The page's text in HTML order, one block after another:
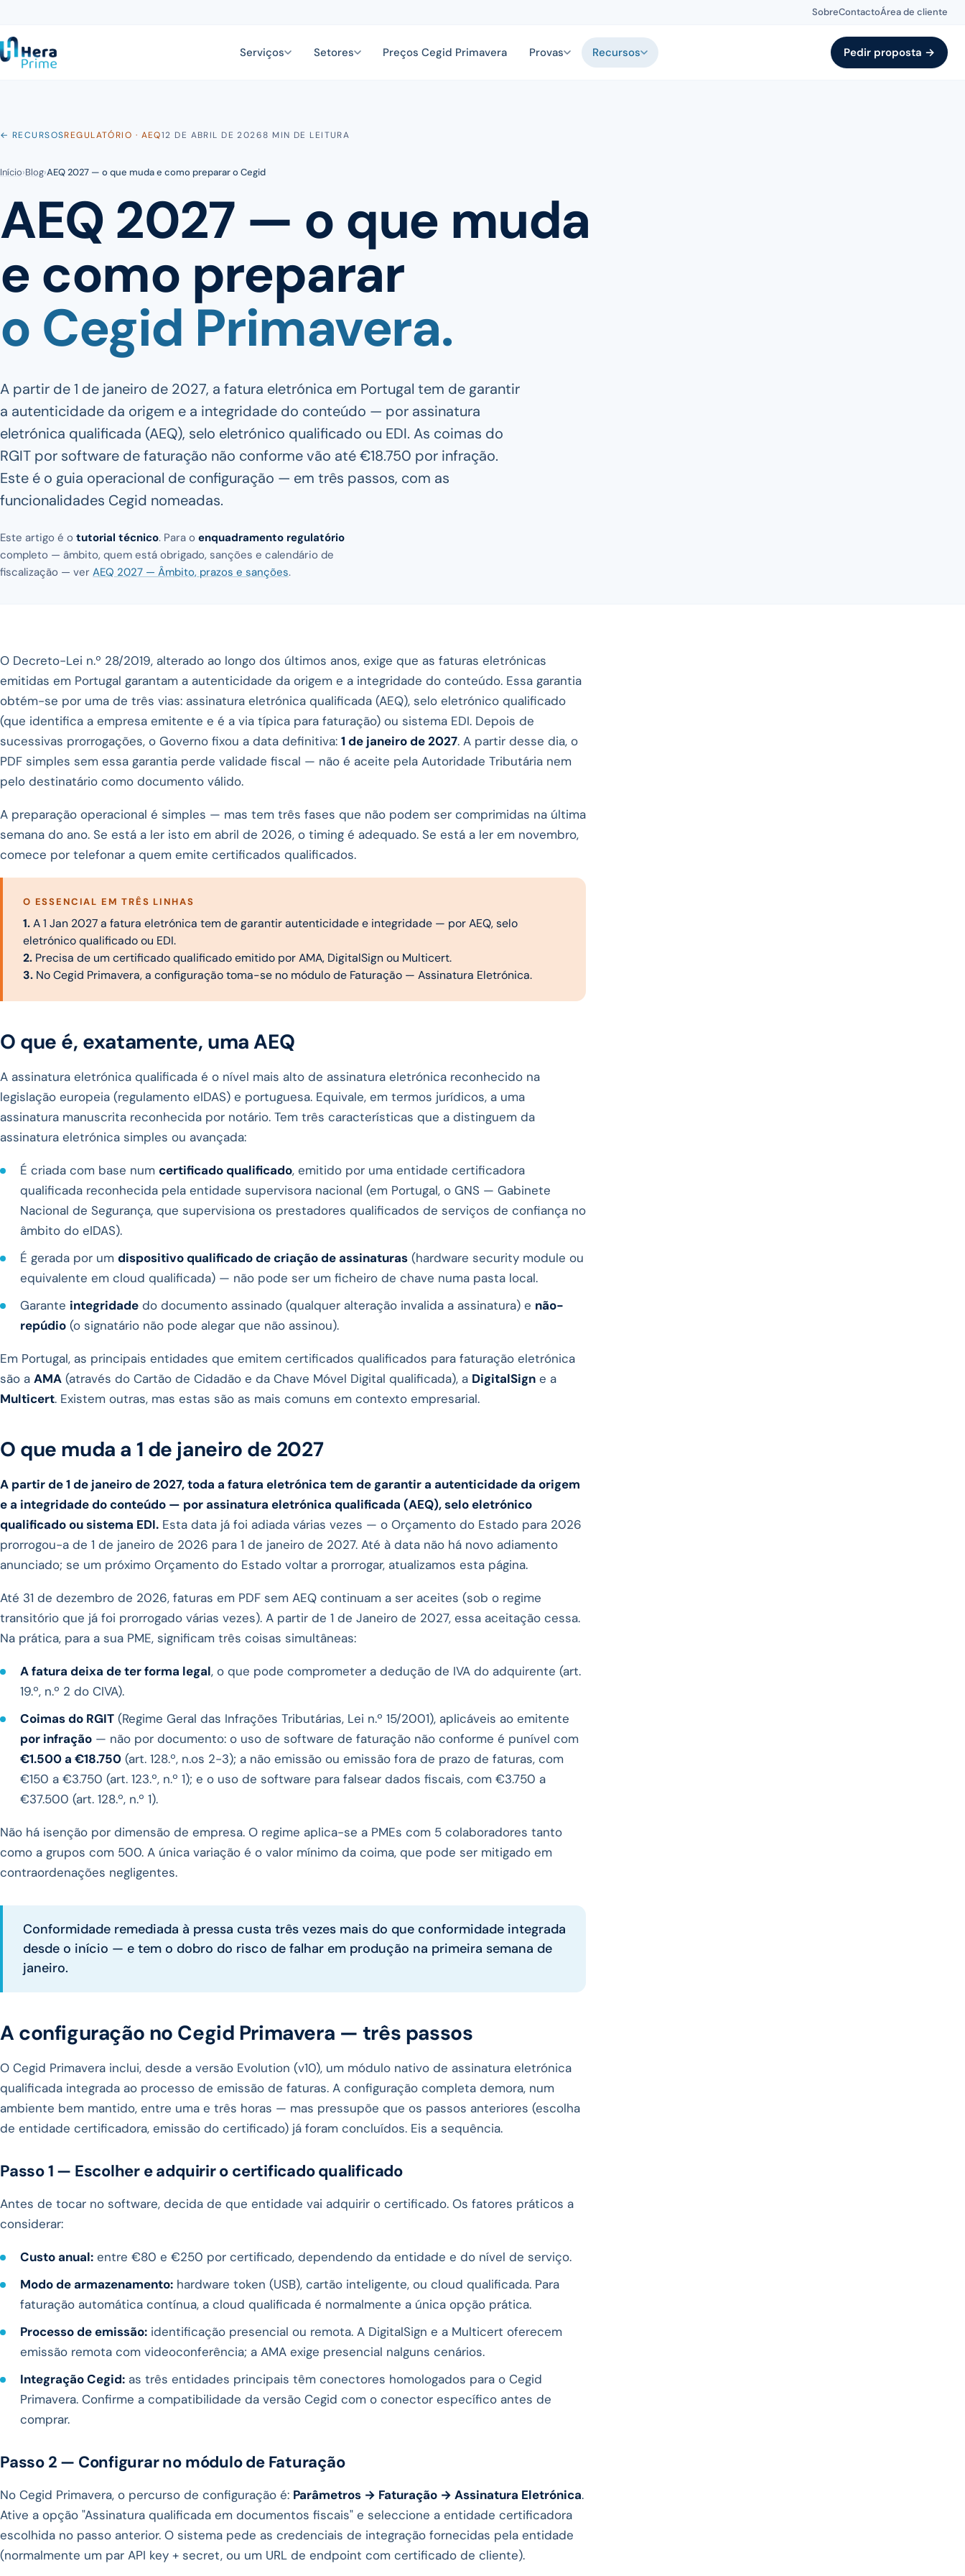
SobreContactoÁrea de cliente
Serviços Setores Preços Cegid Primavera Provas Recursos Pedir proposta →
← RECURSOSREGULATÓRIO · AEQ12 DE ABRIL DE 20268 MIN DE LEITURA
Início›Blog›AEQ 2027 — o que muda e como preparar o Cegid
AEQ 2027 — o que muda
e como preparar
o Cegid Primavera.
A partir de 1 de janeiro de 2027, a fatura eletrónica em Portugal tem de garantir
a autenticidade da origem e a integridade do conteúdo — por assinatura
eletrónica qualificada (AEQ), selo eletrónico qualificado ou EDI. As coimas do
RGIT por software de faturação não conforme vão até €18.750 por infração.
Este é o guia operacional de configuração — em três passos, com as
funcionalidades Cegid nomeadas.
Este artigo é o tutorial técnico. Para o enquadramento regulatório
completo — âmbito, quem está obrigado, sanções e calendário de
fiscalização — ver AEQ 2027 — Âmbito, prazos e sanções.
O Decreto-Lei n.º 28/2019, alterado ao longo dos últimos anos, exige que as faturas eletrónicas
emitidas em Portugal garantam a autenticidade da origem e a integridade do conteúdo. Essa garantia
obtém-se por uma de três vias: assinatura eletrónica qualificada (AEQ), selo eletrónico qualificado
(que identifica a empresa emitente e é a via típica para faturação) ou sistema EDI. Depois de
sucessivas prorrogações, o Governo fixou a data definitiva: 1 de janeiro de 2027. A partir desse dia, o
PDF simples sem essa garantia perde validade fiscal — não é aceite pela Autoridade Tributária nem
pelo destinatário como documento válido.
A preparação operacional é simples — mas tem três fases que não podem ser comprimidas na última
semana do ano. Se está a ler isto em abril de 2026, o timing é adequado. Se está a ler em novembro,
comece por telefonar a quem emite certificados qualificados.
O ESSENCIAL EM TRÊS LINHAS
1.A 1 Jan 2027 a fatura eletrónica tem de garantir autenticidade e integridade — por AEQ, selo
eletrónico qualificado ou EDI.
2. Precisa de um certificado qualificado emitido por AMA, DigitalSign ou Multicert.
3. No Cegid Primavera, a configuração toma-se no módulo de Faturação — Assinatura Eletrónica.
O que é, exatamente, uma AEQ
A assinatura eletrónica qualificada é o nível mais alto de assinatura eletrónica reconhecido na
legislação europeia (regulamento eIDAS) e portuguesa. Equivale, em termos jurídicos, a uma
assinatura manuscrita reconhecida por notário. Tem três características que a distinguem da
assinatura eletrónica simples ou avançada:
É criada com base num certificado qualificado, emitido por uma entidade certificadora
qualificada reconhecida pela entidade supervisora nacional (em Portugal, o GNS — Gabinete
Nacional de Segurança, que supervisiona os prestadores qualificados de serviços de confiança no
âmbito do eIDAS).
É gerada por um dispositivo qualificado de criação de assinaturas (hardware security module ou
equivalente em cloud qualificada) — não pode ser um ficheiro de chave numa pasta local.
Garante integridade do documento assinado (qualquer alteração invalida a assinatura) e não-
repúdio (o signatário não pode alegar que não assinou).
Em Portugal, as principais entidades que emitem certificados qualificados para faturação eletrónica
são a AMA (através do Cartão de Cidadão e da Chave Móvel Digital qualificada), a DigitalSign e a
Multicert. Existem outras, mas estas são as mais comuns em contexto empresarial.
O que muda a 1 de janeiro de 2027
A partir de 1 de janeiro de 2027, toda a fatura eletrónica tem de garantir a autenticidade da origem
e a integridade do conteúdo — por assinatura eletrónica qualificada (AEQ), selo eletrónico
qualificado ou sistema EDI. Esta data já foi adiada várias vezes — o Orçamento do Estado para 2026
prorrogou-a de 1 de janeiro de 2026 para 1 de janeiro de 2027. Até à data não há novo adiamento
anunciado; se um próximo Orçamento do Estado voltar a prorrogar, atualizamos esta página.
Até 31 de dezembro de 2026, faturas em PDF sem AEQ continuam a ser aceites (sob o regime
transitório que já foi prorrogado várias vezes). A partir de 1 de Janeiro de 2027, essa aceitação cessa.
Na prática, para a sua PME, significam três coisas simultâneas:
A fatura deixa de ter forma legal, o que pode comprometer a dedução de IVA do adquirente (art.
19.º, n.º 2 do CIVA).
Coimas do RGIT (Regime Geral das Infrações Tributárias, Lei n.º 15/2001), aplicáveis ao emitente
por infração — não por documento: o uso de software de faturação não conforme é punível com
€1.500 a €18.750 (art. 128.º, n.os 2-3); a não emissão ou emissão fora de prazo de faturas, com
€150 a €3.750 (art. 123.º, n.º 1); e o uso de software para falsear dados fiscais, com €3.750 a
€37.500 (art. 128.º, n.º 1).
Não há isenção por dimensão de empresa. O regime aplica-se a PMEs com 5 colaboradores tanto
como a grupos com 500. A única variação é o valor mínimo da coima, que pode ser mitigado em
contraordenações negligentes.
Conformidade remediada à pressa custa três vezes mais do que conformidade integrada
desde o início — e tem o dobro do risco de falhar em produção na primeira semana de
janeiro.
A configuração no Cegid Primavera — três passos
O Cegid Primavera inclui, desde a versão Evolution (v10), um módulo nativo de assinatura eletrónica
qualificada integrada ao processo de emissão de faturas. A configuração completa demora, num
ambiente bem mantido, entre uma e três horas — mas pressupõe que os passos anteriores (escolha
de entidade certificadora, emissão do certificado) já foram concluídos. Eis a sequência.
Passo 1 — Escolher e adquirir o certificado qualificado
Antes de tocar no software, decida de que entidade vai adquirir o certificado. Os fatores práticos a
considerar:
Custo anual: entre €80 e €250 por certificado, dependendo da entidade e do nível de serviço.
Modo de armazenamento: hardware token (USB), cartão inteligente, ou cloud qualificada. Para
faturação automática contínua, a cloud qualificada é normalmente a única opção prática.
Processo de emissão: identificação presencial ou remota. A DigitalSign e a Multicert oferecem
emissão remota com videoconferência; a AMA exige presencial nalguns cenários.
Integração Cegid: as três entidades principais têm conectores homologados para o Cegid
Primavera. Confirme a compatibilidade da versão Cegid com o conector específico antes de
comprar.
Passo 2 — Configurar no módulo de Faturação
No Cegid Primavera, o percurso de configuração é: Parâmetros → Faturação → Assinatura Eletrónica.
Ative a opção "Assinatura qualificada em documentos fiscais" e seleccione a entidade certificadora
escolhida no passo anterior. O sistema pede as credenciais de integração fornecidas pela entidade
(normalmente um par API key + secret, ou um URL de endpoint com certificado de cliente).